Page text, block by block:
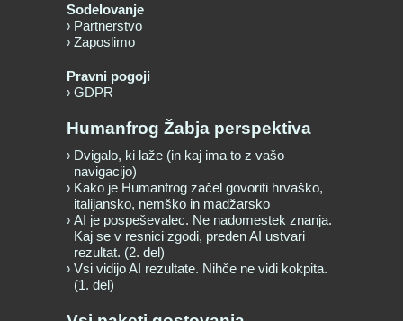
Sodelovanje
Partnerstvo
Zaposlimo
Pravni pogoji
GDPR
Humanfrog Žabja perspektiva
Dvigalo, ki laže (in kaj ima to z vašo
navigacijo)
Kako je Humanfrog začel govoriti hrvaško,
italijansko, nemško in madžarsko
AI je pospeševalec. Ne nadomestek znanja.
Kaj se v resnici zgodi, preden AI ustvari
rezultat. (2. del)
Vsi vidijo AI rezultate. Nihče ne vidi kokpita.
(1. del)